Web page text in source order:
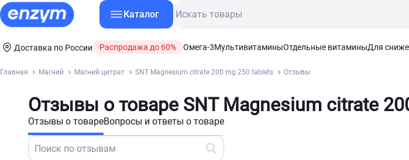
Каталог
Доставка по России Распродажа до 60% Омега-3МультивитаминыОтдельные витаминыДля
Главная Магний Магний цитрат SNT Magnesium citrate 200 mg 250 tablets Отзывы
Отзывы о товаре SNT Magnesium citrate
Отзывы о товареВопросы и ответы о товаре